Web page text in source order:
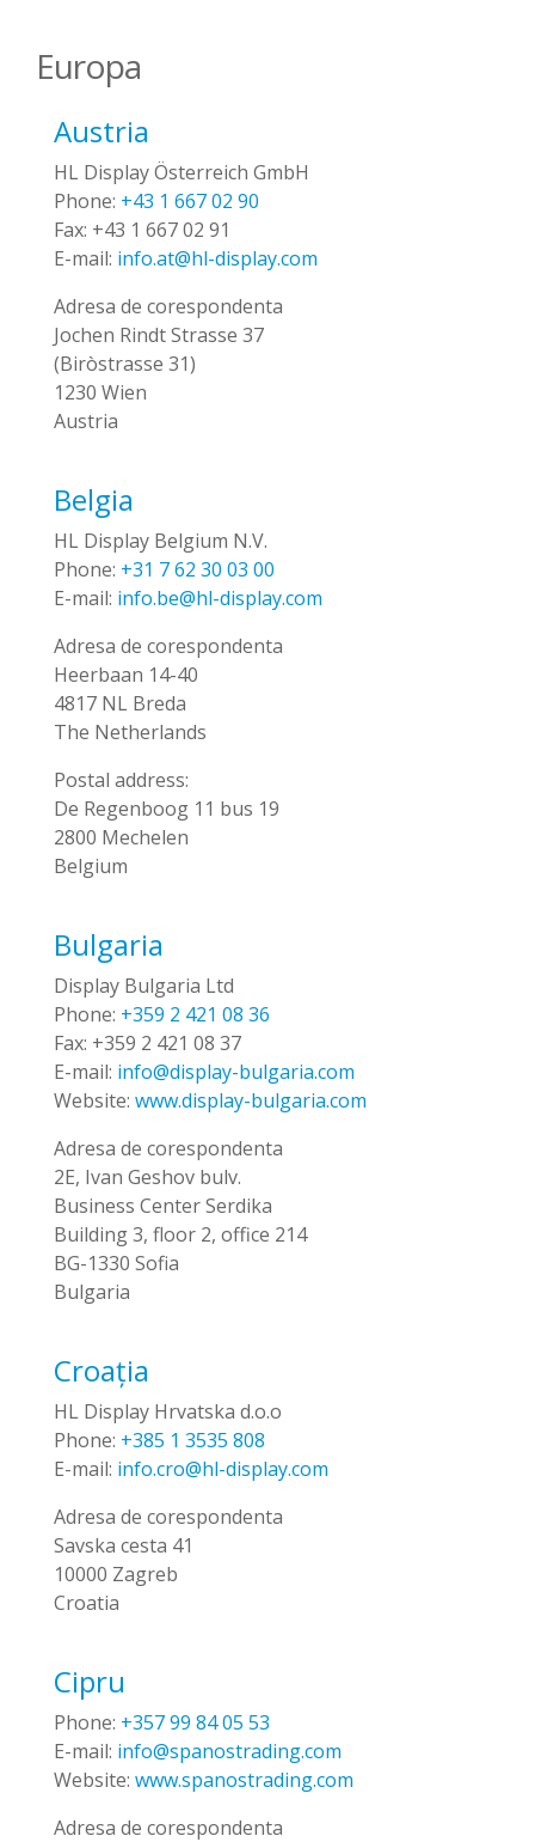
Europa
Austria
HL Display Österreich GmbH
Phone: +43 1 667 02 90
Fax: +43 1 667 02 91
E-mail: info.at@hl-display.com
Adresa de corespondenta
Jochen Rindt Strasse 37
(Biròstrasse 31)
1230 Wien
Austria
Belgia
HL Display Belgium N.V.
Phone: +31 7 62 30 03 00
E-mail: info.be@hl-display.com
Adresa de corespondenta
Heerbaan 14-40
4817 NL Breda
The Netherlands
Postal address:
De Regenboog 11 bus 19
2800 Mechelen
Belgium
Bulgaria
Display Bulgaria Ltd
Phone: +359 2 421 08 36
Fax: +359 2 421 08 37
E-mail: info@display-bulgaria.com
Website: www.display-bulgaria.com
Adresa de corespondenta
2E, Ivan Geshov bulv.
Business Center Serdika
Building 3, floor 2, office 214
BG-1330 Sofia
Bulgaria
Croația
HL Display Hrvatska d.o.o
Phone: +385 1 3535 808
E-mail: info.cro@hl-display.com
Adresa de corespondenta
Savska cesta 41
10000 Zagreb
Croatia
Cipru
Phone: +357 99 84 05 53
E-mail: info@spanostrading.com
Website: www.spanostrading.com
Adresa de corespondenta